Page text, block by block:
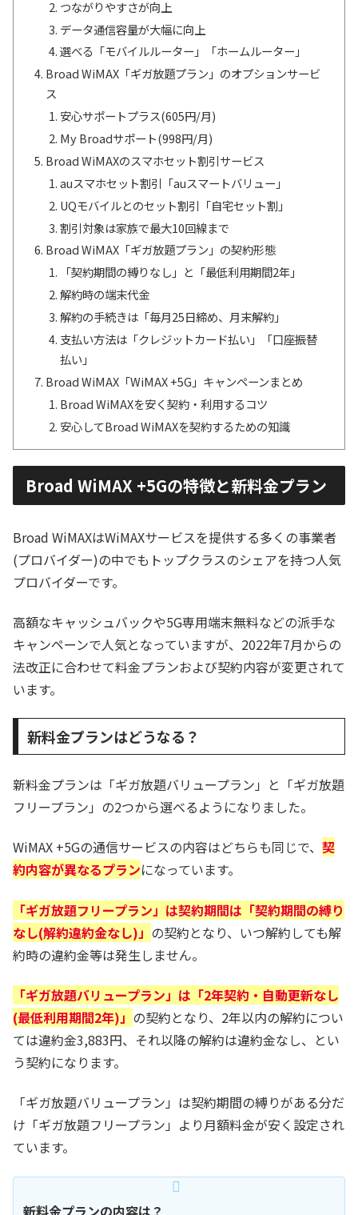
つながりやすさが向上
データ通信容量が大幅に向上
選べる「モバイルルーター」「ホームルーター」
Broad WiMAX「ギガ放題プラン」のオプションサービ
ス
安心サポートプラス(605円/月)
My Broadサポート(998円/月)
Broad WiMAXのスマホセット割引サービス
auスマホセット割引「auスマートバリュー」
UQモバイルとのセット割引「自宅セット割」
割引対象は家族で最大10回線まで
Broad WiMAX「ギガ放題プラン」の契約形態
「契約期間の縛りなし」と「最低利用期間2年」
解約時の端末代金
解約の手続きは「毎月25日締め、月末解約」
支払い方法は「クレジットカード払い」「口座振替
払い」
Broad WiMAX「WiMAX +5G」キャンペーンまとめ
Broad WiMAXを安く契約・利用するコツ
安心してBroad WiMAXを契約するための知識
Broad WiMAX +5Gの特徴と新料金プラン
Broad WiMAXはWiMAXサービスを提供する多くの事業者
(プロバイダー)の中でもトップクラスのシェアを持つ人気
プロバイダーです。
高額なキャッシュバックや5G専用端末無料などの派手な
キャンペーンで人気となっていますが、2022年7月からの
法改正に合わせて料金プランおよび契約内容が変更されて
います。
新料金プランはどうなる？
新料金プランは「ギガ放題バリュープラン」と「ギガ放題
フリープラン」の2つから選べるようになりました。
WiMAX +5Gの通信サービスの内容はどちらも同じで、 契
約内容が異なるプランになっています。
「ギガ放題フリープラン」は契約期間は「契約期間の縛り
なし(解約違約金なし)」 の契約となり、いつ解約しても解
約時の違約金等は発生しません。
「ギガ放題バリュープラン」は「2年契約・自動更新なし
(最低利用期間2年)」 の契約となり、2年以内の解約につい
ては違約金3,883円、それ以降の解約は違約金なし、とい
う契約になります。
「ギガ放題バリュープラン」は契約期間の縛りがある分だ
け「ギガ放題フリープラン」より月額料金が安く設定され
ています。
新料金プランの内容は？